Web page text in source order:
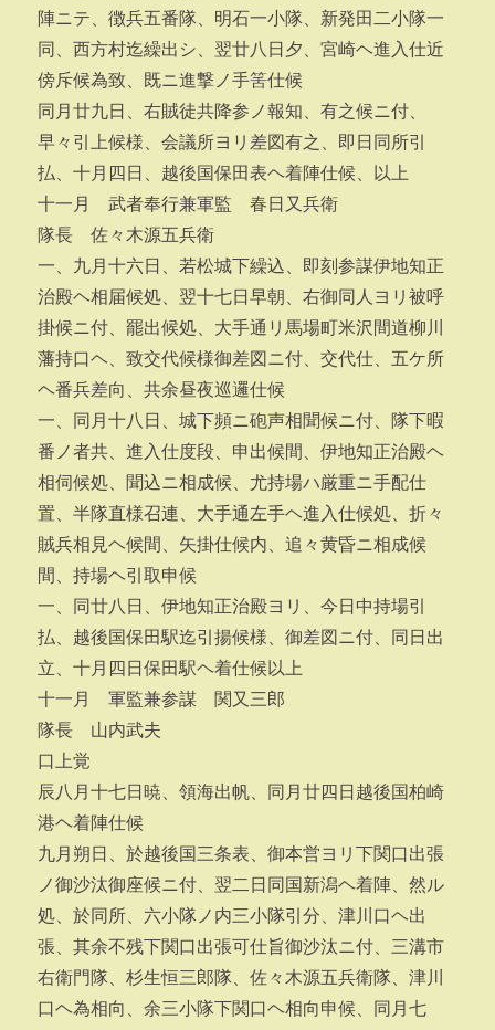
陣ニテ、徴兵五番隊、明石一小隊、新発田二小隊一
同、西方村迄繰出シ、翌廿八日夕、宮崎ヘ進入仕近
傍斥候為致、既ニ進撃ノ手筈仕候
同月廿九日、右賊徒共降参ノ報知、有之候ニ付、
早々引上候様、会議所ヨリ差図有之、即日同所引
払、十月四日、越後国保田表ヘ着陣仕候、以上
十一月 武者奉行兼軍監 春日又兵衛
隊長 佐々木源五兵衛
一、九月十六日、若松城下繰込、即刻参謀伊地知正
治殿ヘ相届候処、翌十七日早朝、右御同人ヨリ被呼
掛候ニ付、罷出候処、大手通リ馬場町米沢間道柳川
藩持口ヘ、致交代候様御差図ニ付、交代仕、五ケ所
ヘ番兵差向、共余昼夜巡邏仕候
一、同月十八日、城下頻ニ砲声相聞候ニ付、隊下暇
番ノ者共、進入仕度段、申出候間、伊地知正治殿ヘ
相伺候処、聞込ニ相成候、尤持場ハ厳重ニ手配仕
置、半隊直様召連、大手通左手ヘ進入仕候処、折々
賊兵相見ヘ候間、矢掛仕候内、追々黄昏ニ相成候
間、持場ヘ引取申候
一、同廿八日、伊地知正治殿ヨリ、今日中持場引
払、越後国保田駅迄引揚候様、御差図ニ付、同日出
立、十月四日保田駅ヘ着仕候以上
十一月 軍監兼参謀 関又三郎
隊長 山内武夫
口上覚
辰八月十七日暁、領海出帆、同月廿四日越後国柏崎
港ヘ着陣仕候
九月朔日、於越後国三条表、御本営ヨリ下関口出張
ノ御沙汰御座候ニ付、翌二日同国新潟ヘ着陣、然ル
処、於同所、六小隊ノ内三小隊引分、津川口ヘ出
張、其余不残下関口出張可仕旨御沙汰ニ付、三溝市
右衛門隊、杉生恒三郎隊、佐々木源五兵衛隊、津川
口ヘ為相向、余三小隊下関口ヘ相向申候、同月七